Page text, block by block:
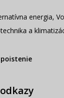
energia,
a